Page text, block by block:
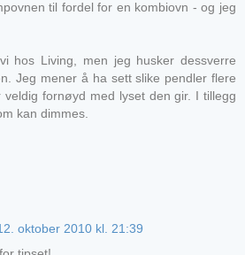
til fordel for en kombiovn - og jeg
hos Living, men jeg husker dessverre
Jeg mener å ha sett slike pendler flere
veldig fornøyd med lyset den gir. I tillegg
kan dimmes.
oktober 2010 kl. 21:39